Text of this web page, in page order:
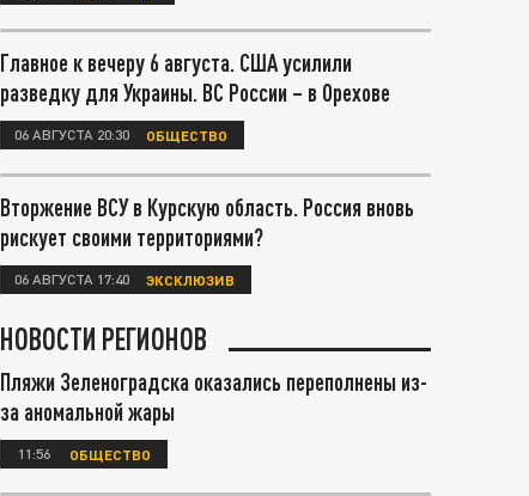
Главное к вечеру 6 августа. США усилили
разведку для Украины. ВС России – в Орехове
06 АВГУСТА 20:30 ОБЩЕСТВО
Вторжение ВСУ в Курскую область. Россия вновь
рискует своими территориями?
06 АВГУСТА 17:40 ЭКСКЛЮЗИВ
НОВОСТИ РЕГИОНОВ
Пляжи Зеленоградска оказались переполнены из-
за аномальной жары
11:56 ОБЩЕСТВО